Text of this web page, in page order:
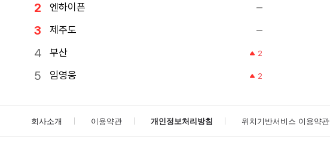
엔하이픈
제주도
부산
2
임영웅 2
회사소개 이용약관 개인정보처리방침 위치기반서비스 이용약관